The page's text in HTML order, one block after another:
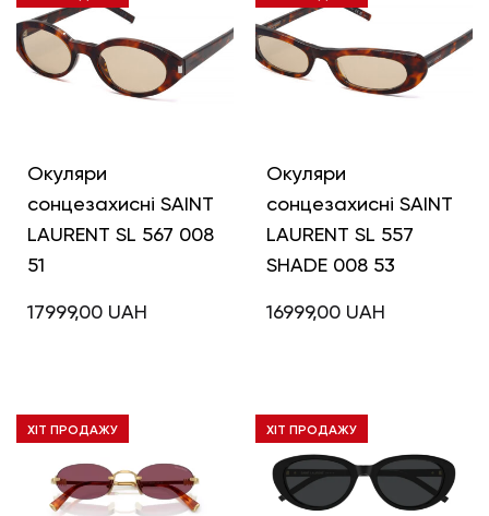
Окуляри
сонцезахисні SAINT
LAURENT SL 567 008
51
17999,00 UAH
Окуляри
сонцезахисні SAINT
LAURENT SL 557
SHADE 008 53
16999,00 UAH
ХІТ ПРОДАЖУ ХІТ ПРОДАЖУ